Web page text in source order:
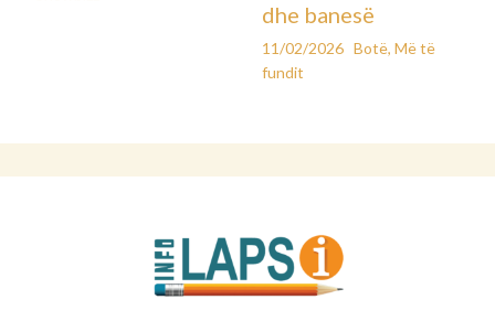
dhe banesë
11/02/2026 Botë, Më të
fundit